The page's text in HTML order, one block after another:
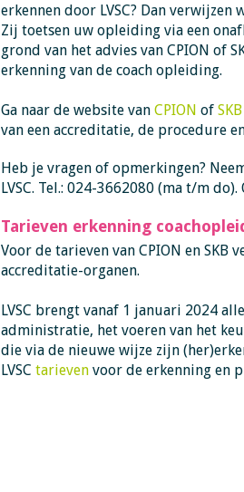
erkennen door LVSC? Dan verwijzen
Zij toetsen uw opleiding via een
grond van het advies van CPION of
erkenning van de coach opleiding.
Ga naar de website van CPION of SKB
van een accreditatie, de procedure
Heb je vragen of opmerkingen?
LVSC. Tel.: 024-3662080 (ma t/m
Tarieven erkenning
Voor de tarieven van CPION en SKB
accreditatie-organen.
LVSC brengt vanaf 1 januari 2024
administratie, het voeren van het
die via de nieuwe wijze zijn
LVSC tarievenvoor de erkenning en